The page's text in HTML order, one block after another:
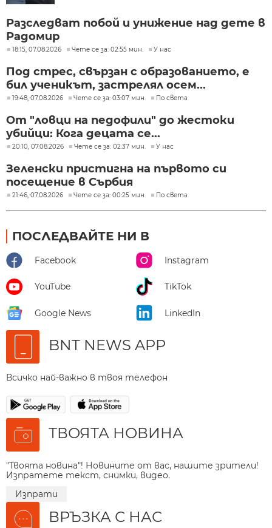
Разследват побой и унижение над дете в
Радомир
18:15, 07.08.2026 Чете се за: 02:55 мин. У нас
Под стрес, свързан с образованието, е
бил ученикът, застрелял осем...
19:48, 07.08.2026 Чете се за: 03:07 мин. По света
От "ловци на педофили" до жестоки
убийци: Кога децата се...
20:10, 07.08.2026 Чете се за: 02:37 мин. У нас
Зеленски пристигна на първото си
посещение в Сърбия
21:46, 07.08.2026 Чете се за: 00:25 мин. По света
ПОСЛЕДВАЙТЕ НИ В
Facebook Instagram
YouTube TikTok
Google News LinkedIn
BNT NEWS APP
Всичко най-важно в твоя телефон
ТВОЯТА НОВИНА
"Твоята новина"! Новините от вас, нашите зрители!
Изпратете текст, снимки, видео.
Изпрати
ВРЪЗКА С НАС